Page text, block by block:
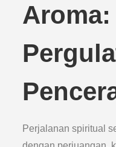
Aroma:
Perjalanan spiritual